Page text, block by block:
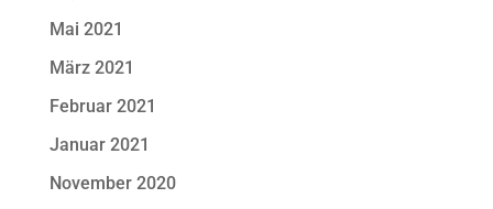
Mai 2021
März 2021
Februar 2021
Januar 2021
November 2020